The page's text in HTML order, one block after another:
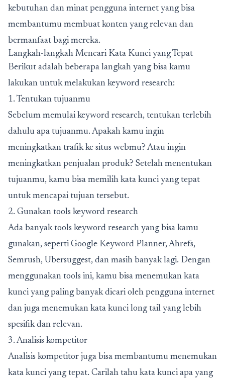
kebutuhan dan minat pengguna internet yang bisa
membantumu membuat konten yang relevan dan
bermanfaat bagi mereka.
Langkah-langkah Mencari Kata Kunci yang Tepat
Berikut adalah beberapa langkah yang bisa kamu
lakukan untuk melakukan keyword research:
1. Tentukan tujuanmu
Sebelum memulai keyword research, tentukan terlebih
dahulu apa tujuanmu. Apakah kamu ingin
meningkatkan trafik ke situs webmu? Atau ingin
meningkatkan penjualan produk? Setelah menentukan
tujuanmu, kamu bisa memilih kata kunci yang tepat
untuk mencapai tujuan tersebut.
2. Gunakan tools keyword research
Ada banyak tools keyword research yang bisa kamu
gunakan, seperti Google Keyword Planner, Ahrefs,
Semrush, Ubersuggest, dan masih banyak lagi. Dengan
menggunakan tools ini, kamu bisa menemukan kata
kunci yang paling banyak dicari oleh pengguna internet
dan juga menemukan kata kunci long tail yang lebih
spesifik dan relevan.
3. Analisis kompetitor
Analisis kompetitor juga bisa membantumu menemukan
kata kunci yang tepat. Carilah tahu kata kunci apa yang